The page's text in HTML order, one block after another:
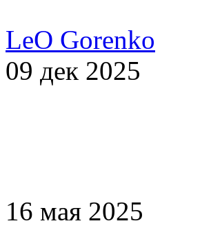
LeO Gorenko
09 дек 2025
16 мая 2025